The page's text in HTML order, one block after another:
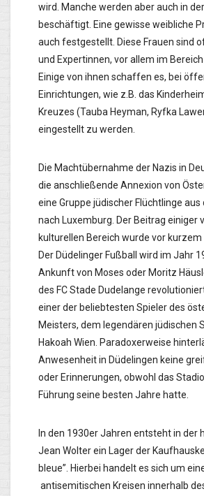
wird. Manche werden aber auch in
beschäftigt. Eine gewisse weibliche
auch festgestellt. Diese Frauen sind
und Expertinnen, vor allem im Bereich
Einige von ihnen schaffen es, bei
Einrichtungen, wie z.B. das
Kreuzes (Tauba Heyman, Ryfka
eingestellt zu werden.
Die Machtübernahme der Nazis in
die anschließende Annexion von
eine Gruppe jüdischer Flüchtlinge aus
nach Luxemburg. Der Beitrag einiger
kulturellen Bereich wurde vor kurzem
Der Düdelinger Fußball wird im Jahr
Ankunft von Moses oder Moritz
des FC Stade Dudelange
einer der beliebtesten Spieler des
Meisters, dem legendären jüdischen
Hakoah Wien. Paradoxerweise
Anwesenheit in Düdelingen keine
oder Erinnerungen, obwohl das
Führung seine besten Jahre hatte.
In den 1930er Jahren entsteht in der
Jean Wolter ein Lager der
bleue”. Hierbei handelt es sich um
antisemitischen Kreisen innerhalb